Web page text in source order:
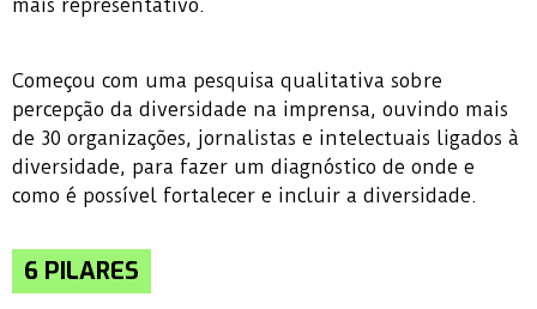
mais representativo.
Começou com uma pesquisa qualitativa sobre
percepção da diversidade na imprensa, ouvindo mais
de 30 organizações, jornalistas e intelectuais ligados à
diversidade, para fazer um diagnóstico de onde e
como é possível fortalecer e incluir a diversidade.
6 PILARES